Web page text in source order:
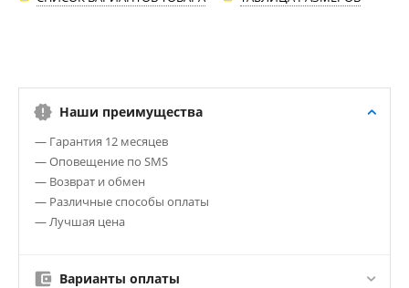
Наши преимущества
— Гарантия 12 месяцев
— Оповещение по SMS
— Возврат и обмен
— Различные способы оплаты
— Лучшая цена
Варианты оплаты